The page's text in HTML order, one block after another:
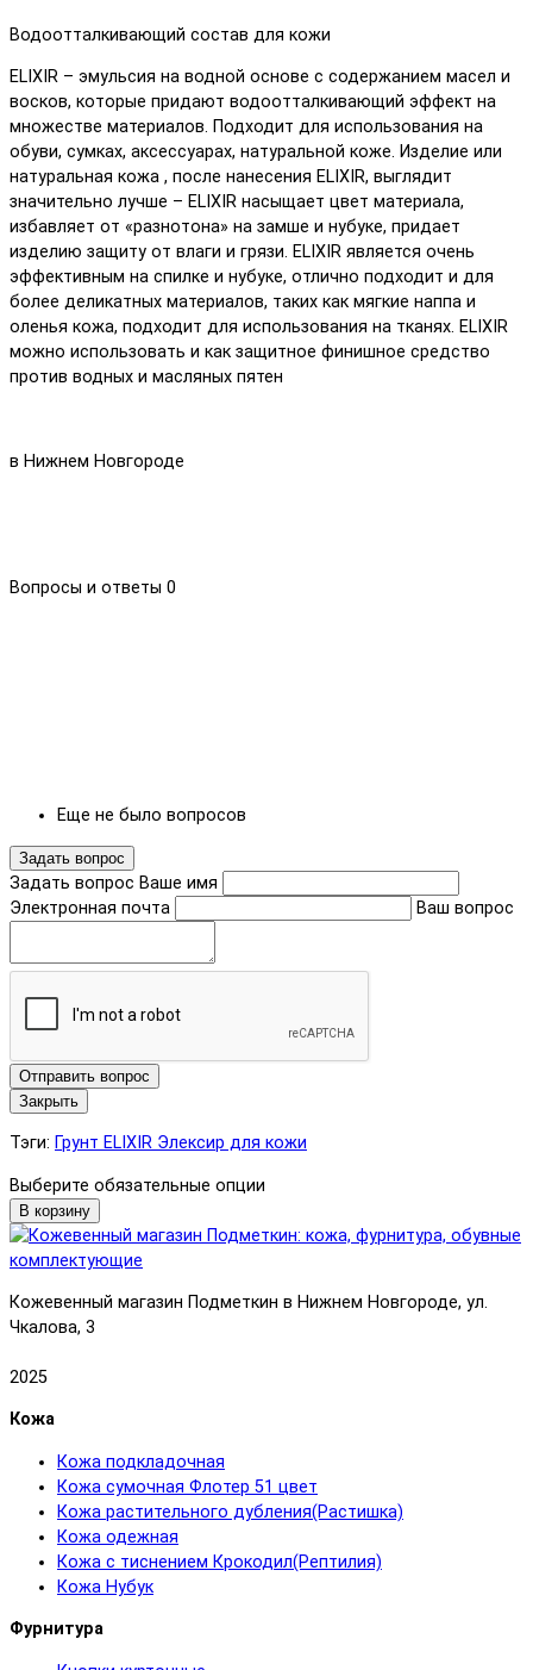
Водоотталкивающий состав для кожи
ELIXIR – эмульсия на водной основе с содержанием масел и
восков, которые придают водоотталкивающий эффект на
множестве материалов. Подходит для использования на
обуви, сумках, аксессуарах, натуральной коже. Изделие или
натуральная кожа , после нанесения ELIXIR, выглядит
значительно лучше – ELIXIR насыщает цвет материала,
избавляет от «разнотона» на замше и нубуке, придает
изделию защиту от влаги и грязи. ELIXIR является очень
эффективным на спилке и нубуке, отлично подходит и для
более деликатных материалов, таких как мягкие наппа и
оленья кожа, подходит для использования на тканях. ELIXIR
можно использовать и как защитное финишное средство
против водных и масляных пятен
в Нижнем Новгороде
Вопросы и ответы 0
Еще не было вопросов
Задать вопрос
Задать вопрос Ваше имя
Электронная почта
Ваш вопрос
Отправить вопрос
Закрыть
Тэги: Грунт ELIXIR Элексир для кожи
Выберите обязательные опции
В корзину
Кожевенный магазин Подметкин в Нижнем Новгороде, ул.
Чкалова, 3
2025
Кожа
Кожа подкладочная
Кожа сумочная Флотер 51 цвет
Кожа растительного дубления(Растишка)
Кожа одежная
Кожа с тиснением Крокодил(Рептилия)
Кожа Нубук
Фурнитура